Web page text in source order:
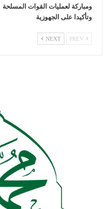
ومباركة لعمليات القوات المسلحة
وتأكيدا على الجهوزية
NEXT